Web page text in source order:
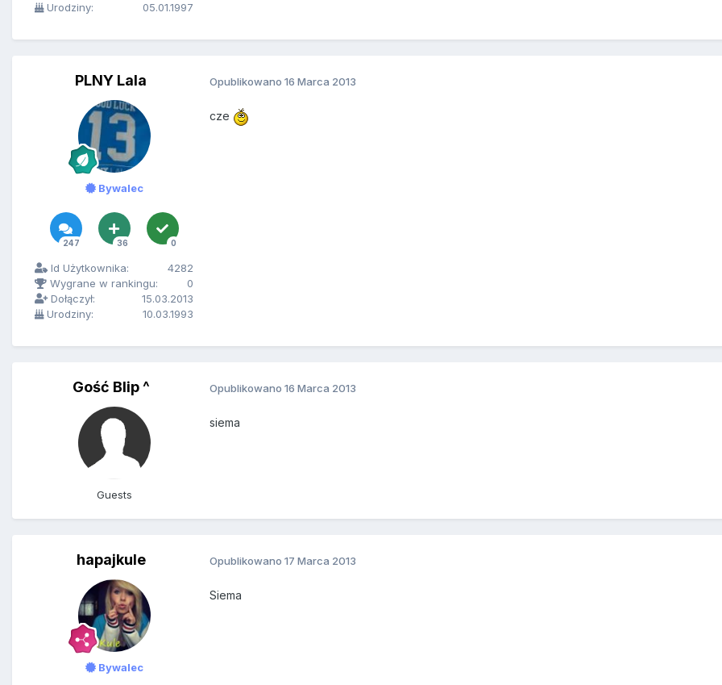
Urodziny:
05.01.1997
PLNY Lala
Bywalec
247 36 0
Id Użytkownika:
4282
Wygrane w rankingu:
0
Dołączył:
15.03.2013
Urodziny:
10.03.1993
Opublikowano 16 Marca 2013
cze
Gość Blip ^
Guests
Opublikowano 16 Marca 2013
siema
hapajkule
Bywalec
Opublikowano 17 Marca 2013
Siema